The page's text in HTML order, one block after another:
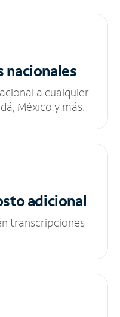
nacionales
a cualquier
México y más.
adicional
transcripciones